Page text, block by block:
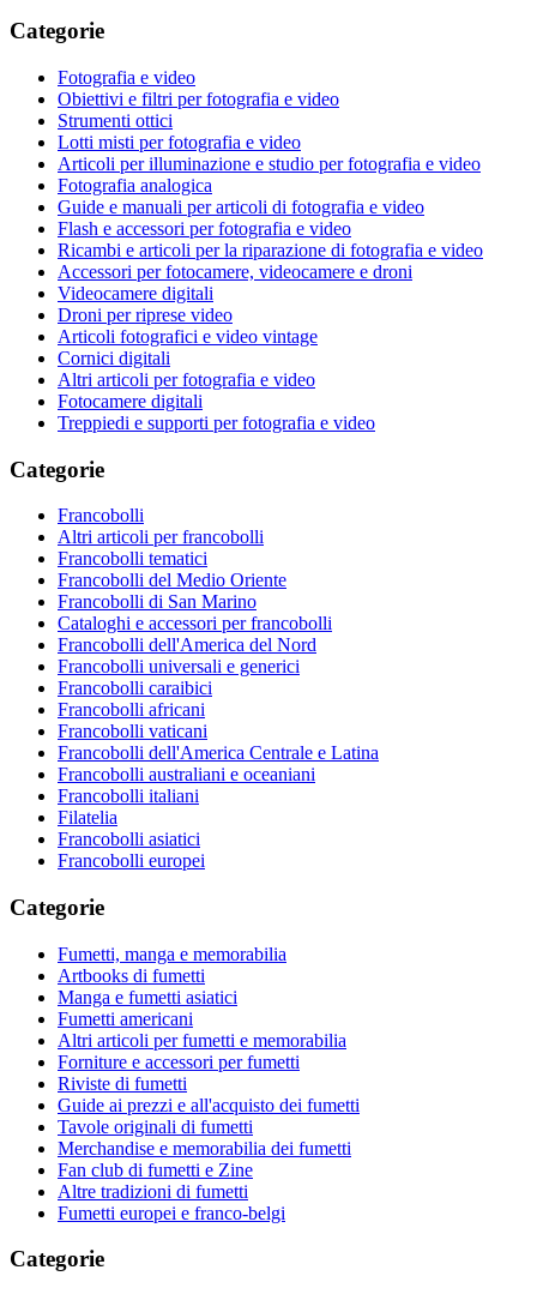
Categorie
Fotografia e video
Obiettivi e filtri per fotografia e video
Strumenti ottici
Lotti misti per fotografia e video
Articoli per illuminazione e studio per fotografia e video
Fotografia analogica
Guide e manuali per articoli di fotografia e video
Flash e accessori per fotografia e video
Ricambi e articoli per la riparazione di fotografia e video
Accessori per fotocamere, videocamere e droni
Videocamere digitali
Droni per riprese video
Articoli fotografici e video vintage
Cornici digitali
Altri articoli per fotografia e video
Fotocamere digitali
Treppiedi e supporti per fotografia e video
Categorie
Francobolli
Altri articoli per francobolli
Francobolli tematici
Francobolli del Medio Oriente
Francobolli di San Marino
Cataloghi e accessori per francobolli
Francobolli dell'America del Nord
Francobolli universali e generici
Francobolli caraibici
Francobolli africani
Francobolli vaticani
Francobolli dell'America Centrale e Latina
Francobolli australiani e oceaniani
Francobolli italiani
Filatelia
Francobolli asiatici
Francobolli europei
Categorie
Fumetti, manga e memorabilia
Artbooks di fumetti
Manga e fumetti asiatici
Fumetti americani
Altri articoli per fumetti e memorabilia
Forniture e accessori per fumetti
Riviste di fumetti
Guide ai prezzi e all'acquisto dei fumetti
Tavole originali di fumetti
Merchandise e memorabilia dei fumetti
Fan club di fumetti e Zine
Altre tradizioni di fumetti
Fumetti europei e franco-belgi
Categorie